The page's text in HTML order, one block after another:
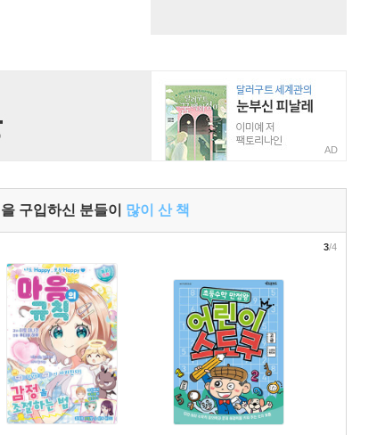
AD
구입하신 분들이 많이 산 책
3/4